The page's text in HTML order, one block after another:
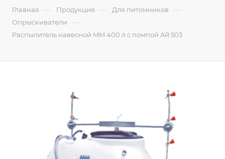
Главная — Продукция — Для питомников —
Опрыскиватели —
Распылитель навесной MM 400 л с помпой AR 503